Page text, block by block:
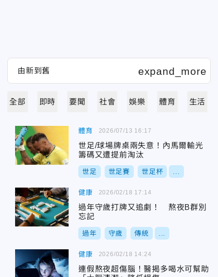
全部 即時 要聞 社會 娛樂 體育 生活
體育
世足/球場牌桌兩失意！內馬爾輸光
籌碼又遭提前淘汰
世足 世足賽 世足杯
2026/07/13 16:17
健康
過年守歲打牌又追劇！ 熬夜B群別
忘記
過年 守歲 傳統
2026/02/18 17:14
健康
連假熬夜超傷腦！醫揭多喝水可幫助
2026/02/18 14:24